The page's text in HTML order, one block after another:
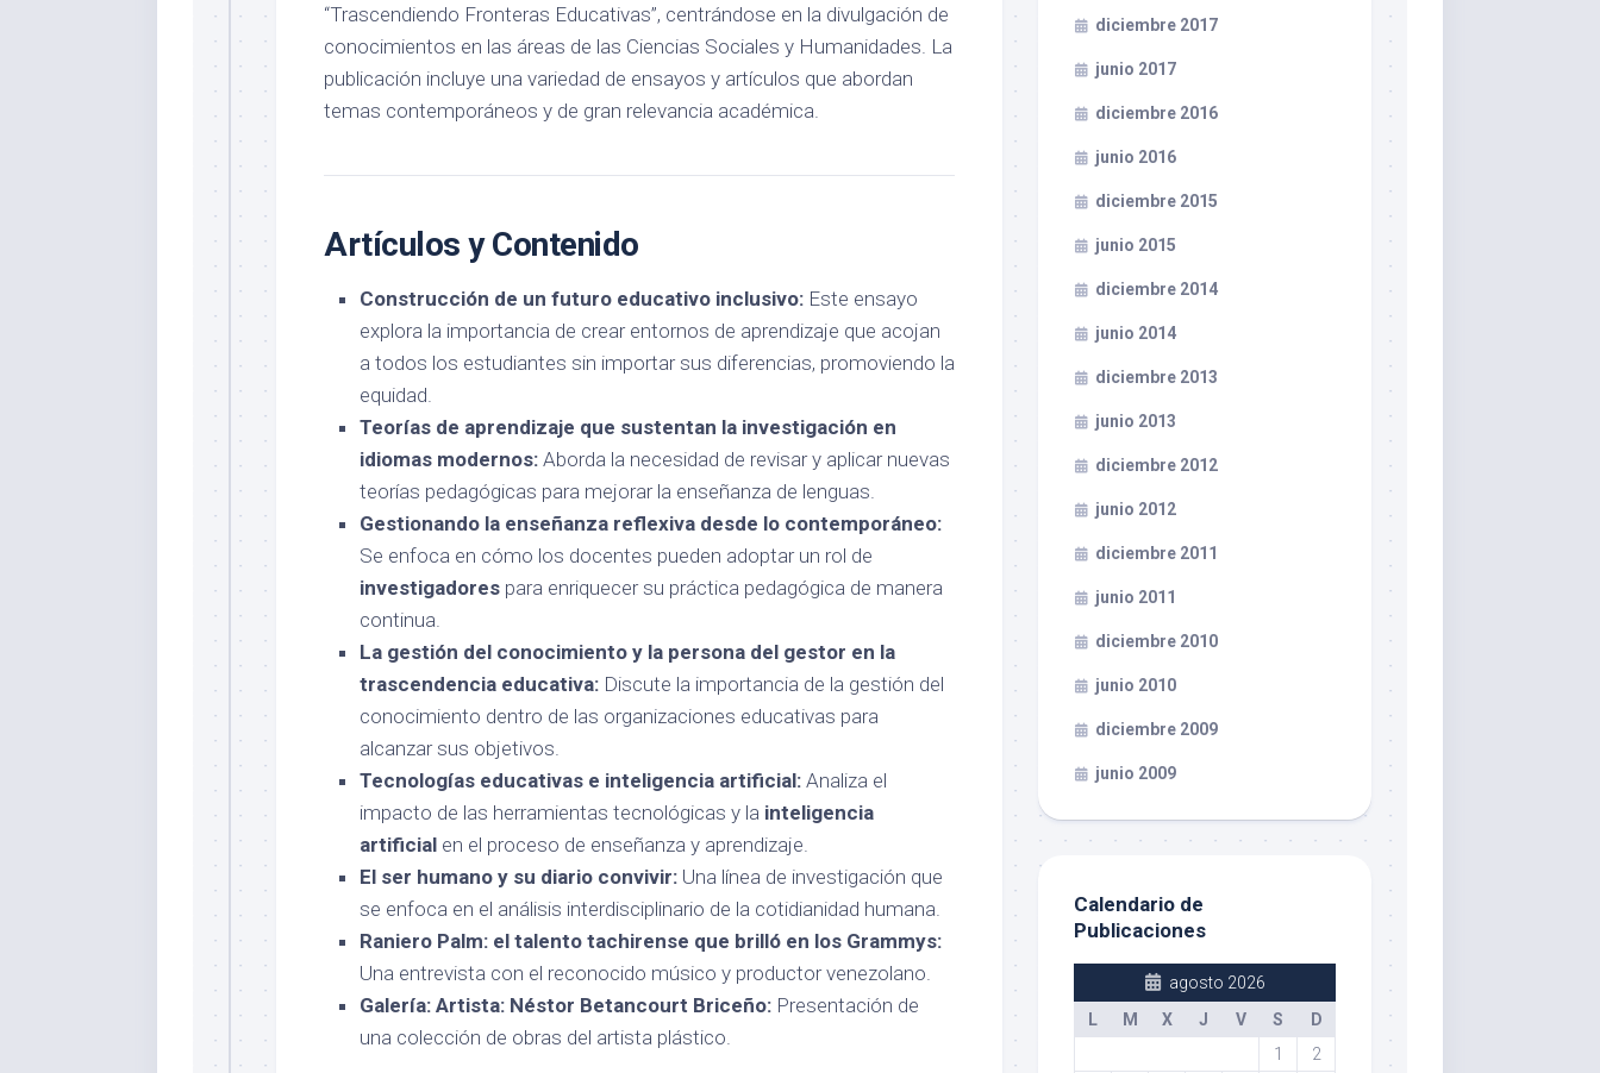
“Trascendiendo Fronteras Educativas”, centrándose en la divulgación de
conocimientos en las áreas de las Ciencias Sociales y Humanidades. La
publicación incluye una variedad de ensayos y artículos que abordan
temas contemporáneos y de gran relevancia académica.
Artículos y Contenido
Construcción de un futuro educativo inclusivo: Este ensayo
explora la importancia de crear entornos de aprendizaje que acojan
a todos los estudiantes sin importar sus diferencias, promoviendo la
equidad.
Teorías de aprendizaje que sustentan la investigación en
idiomas modernos: Aborda la necesidad de revisar y aplicar nuevas
teorías pedagógicas para mejorar la enseñanza de lenguas.
Gestionando la enseñanza reflexiva desde lo contemporáneo:
Se enfoca en cómo los docentes pueden adoptar un rol de
investigadores para enriquecer su práctica pedagógica de manera
continua.
La gestión del conocimiento y la persona del gestor en la
trascendencia educativa: Discute la importancia de la gestión del
conocimiento dentro de las organizaciones educativas para
alcanzar sus objetivos.
Tecnologías educativas e inteligencia artificial: Analiza el
impacto de las herramientas tecnológicas y la inteligencia
artificial en el proceso de enseñanza y aprendizaje.
El ser humano y su diario convivir: Una línea de investigación que
se enfoca en el análisis interdisciplinario de la cotidianidad humana.
Raniero Palm: el talento tachirense que brilló en los Grammys:
Una entrevista con el reconocido músico y productor venezolano.
Galería: Artista: Néstor Betancourt Briceño: Presentación de
una colección de obras del artista plástico.
diciembre 2017
junio 2017
diciembre 2016
junio 2016
diciembre 2015
junio 2015
diciembre 2014
junio 2014
diciembre 2013
junio 2013
diciembre 2012
junio 2012
diciembre 2011
junio 2011
diciembre 2010
junio 2010
diciembre 2009
junio 2009
Calendario de
Publicaciones
agosto 2026
L
M X J V S D
1
2